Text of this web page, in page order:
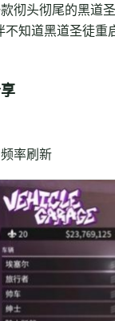
彻头彻尾的黑道
不知道黑道圣徒
率刷新